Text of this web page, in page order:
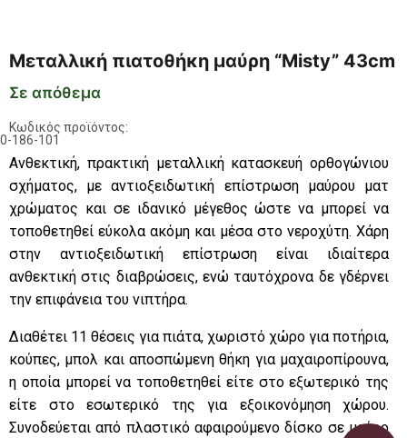
Μεταλλική πιατοθήκη μαύρη “Misty” 43cm
Σε απόθεμα
Κωδικός προϊόντος:
186-101
Ανθεκτική, πρακτική μεταλλική κατασκευή ορθογώνιου
σχήματος, με αντιοξειδωτική επίστρωση μαύρου ματ
χρώματος και σε ιδανικό μέγεθος ώστε να μπορεί να
τοποθετηθεί εύκολα ακόμη και μέσα στο νεροχύτη. Χάρη
στην αντιοξειδωτική επίστρωση είναι ιδιαίτερα
ανθεκτική στις διαβρώσεις, ενώ ταυτόχρονα δε γδέρνει
την επιφάνεια του νιπτήρα.
Διαθέτει 11 θέσεις για πιάτα, χωριστό χώρο για ποτήρια,
κούπες, μπολ και αποσπώμενη θήκη για μαχαιροπίρουνα,
η οποία μπορεί να τοποθετηθεί είτε στο εξωτερικό της
είτε στο εσωτερικό της για εξοικονόμηση χώρου.
Συνοδεύεται από πλαστικό αφαιρούμενο δίσκο σε μαύρο